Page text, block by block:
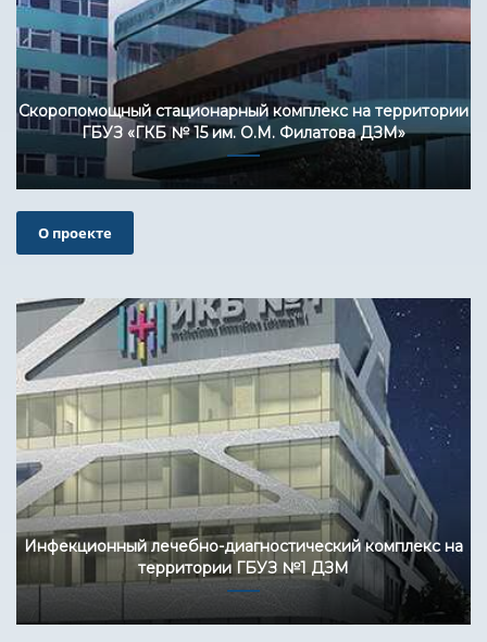
Скоропомощный стационарный комплекс на территории
ГБУЗ «ГКБ № 15 им. О.М. Филатова ДЗМ»
О проекте
Инфекционный лечебно-диагностический комплекс на
территории ГБУЗ №1 ДЗМ